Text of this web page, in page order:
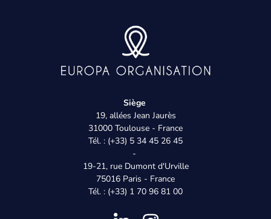
Siège
19, allées Jean Jaurès
31000 Toulouse - France
Tél. : (+33) 5 34 45 26 45
-
19-21, rue Dumont d'Urville
75016 Paris - France
Tél. : (+33) 1 70 96 81 00